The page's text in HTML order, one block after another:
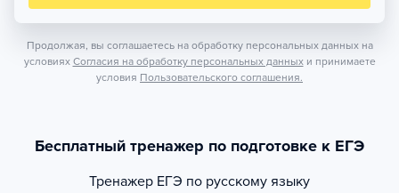
Продолжая, вы соглашаетесь на обработку персональных данных на
условиях Согласия на обработку персональных данных и принимаете
условия Пользовательского соглашения.
Бесплатный тренажер по подготовке к ЕГЭ
Тренажер ЕГЭ по русскому языку